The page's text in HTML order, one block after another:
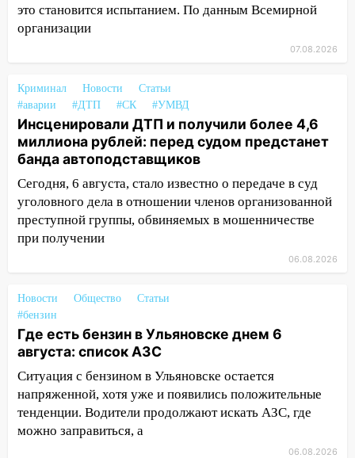
12:20 В Чердаклинском районе
столкнулись «Лада» и Chevrolet:
августа: список АЗС
11:50 Заснул рядом с ребёнком и
случайно задушил его: суд вынес
приговор
11:38 В Ленинском районе пожар
полностью уничтожил дачный дом и
сарай
11:38
11:25
В Ульяновске ИИ будет выявлять
нарушителей на контейнерных
площадках
11:20 Ульяновская шахматистка
Валерия Клейменова выиграла два
золота в составе сборной мира
11:16
В Ульяновске открыли памятную
доску декабристу Кондратию Рылееву
это становится испытанием. По данным Всемирной
организации
07.08.2026
Криминал Новости
Статьи
#аварии
#ДТП #СК #УМВД
Инсценировали ДТП и получили более 4,6
миллиона рублей: перед судом предстанет
банда автоподставщиков
Сегодня, 6 августа, стало известно о передаче в суд
уголовного дела в отношении членов организованной
преступной группы, обвиняемых в мошенничестве
при получении
06.08.2026
Новости Общество
Статьи
#бензин
Где есть бензин в Ульяновске днем 6
августа: список АЗС
Ситуация с бензином в Ульяновске остается
напряженной, хотя уже и появились положительные
тенденции. Водители продолжают искать АЗС, где
можно заправиться, а
06.08.2026